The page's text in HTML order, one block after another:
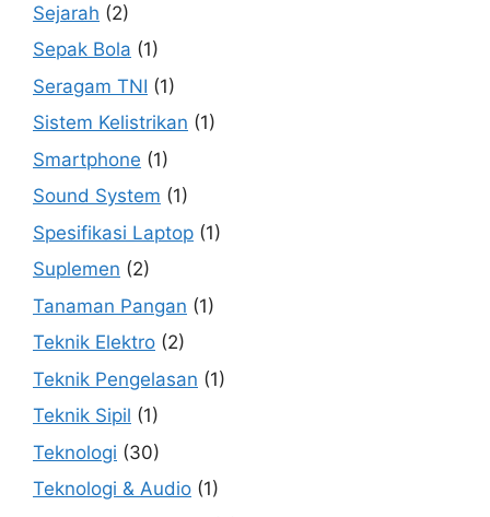
Sejarah (2)
Sepak Bola (1)
Seragam TNI (1)
Sistem Kelistrikan (1)
Smartphone (1)
Sound System (1)
Spesifikasi Laptop (1)
Suplemen (2)
Tanaman Pangan (1)
Teknik Elektro (2)
Teknik Pengelasan (1)
Teknik Sipil (1)
Teknologi (30)
Teknologi & Audio (1)